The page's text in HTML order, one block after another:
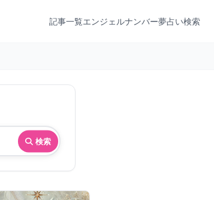
記事一覧エンジェルナンバー夢占い検索
検索